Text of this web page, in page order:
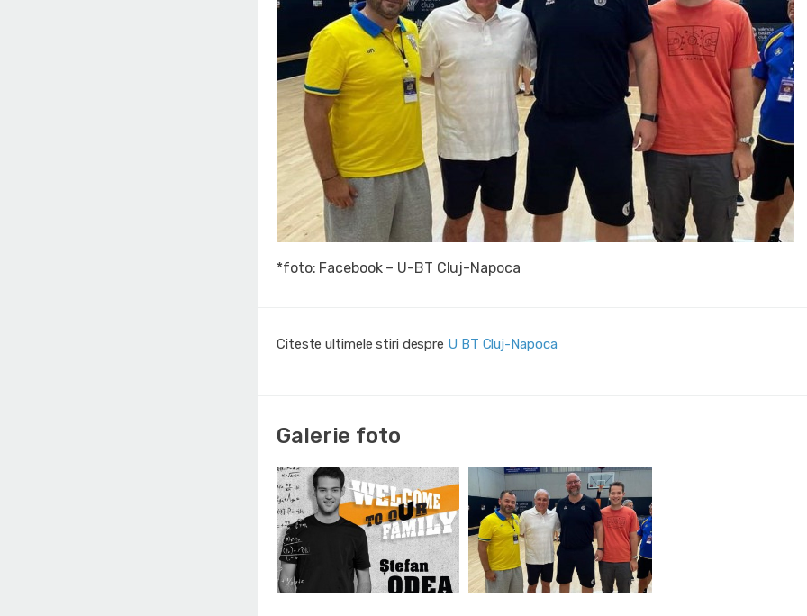
*foto: Facebook – U-BT Cluj-Napoca
Citeste ultimele stiri despre U BT Cluj-Napoca
Galerie foto